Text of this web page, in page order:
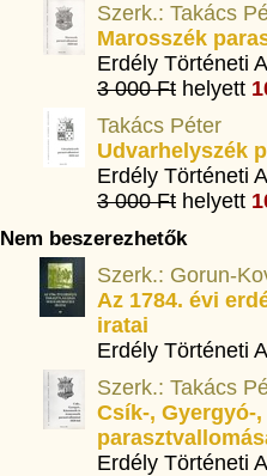
Szerk.: Takács
Marosszék
Erdély Történeti
3 000 Ft helyett
Takács Péter
Udvarhelyszék
Erdély Történeti
3 000 Ft helyett
Nem beszerezhetők
Szerk.: Gorun-
Az 1784. évi
iratai
Erdély Történeti
Szerk.: Takács
Csík-, Gyergyó-
Erdély Történeti